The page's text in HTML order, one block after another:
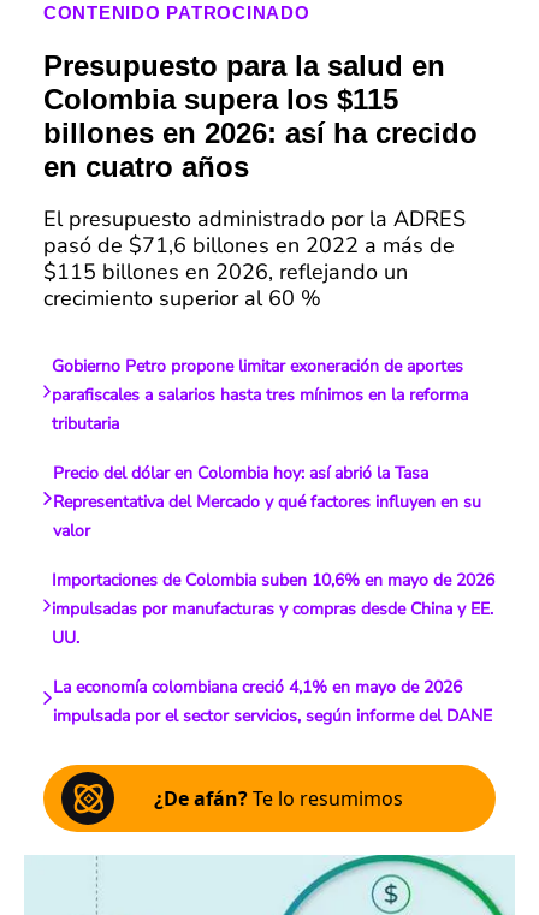
CONTENIDO PATROCINADO
Presupuesto para la salud en
Colombia supera los $115
billones en 2026: así ha crecido
en cuatro años
El presupuesto administrado por la ADRES
pasó de $71,6 billones en 2022 a más de
$115 billones en 2026, reflejando un
crecimiento superior al 60 %
Gobierno Petro propone limitar exoneración de aportes
parafiscales a salarios hasta tres mínimos en la reforma
tributaria
Precio del dólar en Colombia hoy: así abrió la Tasa
Representativa del Mercado y qué factores influyen en su
valor
Importaciones de Colombia suben 10,6% en mayo de 2026
impulsadas por manufacturas y compras desde China y EE.
UU.
La economía colombiana creció 4,1% en mayo de 2026
impulsada por el sector servicios, según informe del DANE
¿De afán?Te lo resumimos